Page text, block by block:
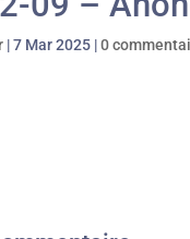
|7 Mar 2025 |0